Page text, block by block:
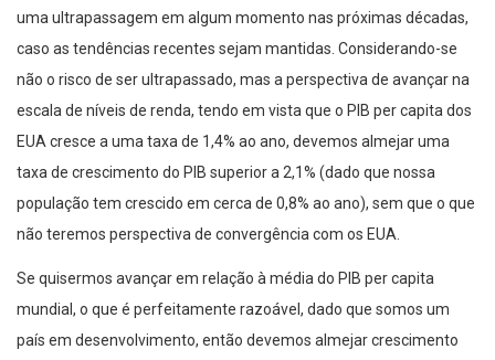
uma ultrapassagem em algum momento nas próximas décadas,
caso as tendências recentes sejam mantidas. Considerando-se
não o risco de ser ultrapassado, mas a perspectiva de avançar na
escala de níveis de renda, tendo em vista que o PIB per capita dos
EUA cresce a uma taxa de 1,4% ao ano, devemos almejar uma
taxa de crescimento do PIB superior a 2,1% (dado que nossa
população tem crescido em cerca de 0,8% ao ano), sem que o que
não teremos perspectiva de convergência com os EUA.
Se quisermos avançar em relação à média do PIB per capita
mundial, o que é perfeitamente razoável, dado que somos um
país em desenvolvimento, então devemos almejar crescimento